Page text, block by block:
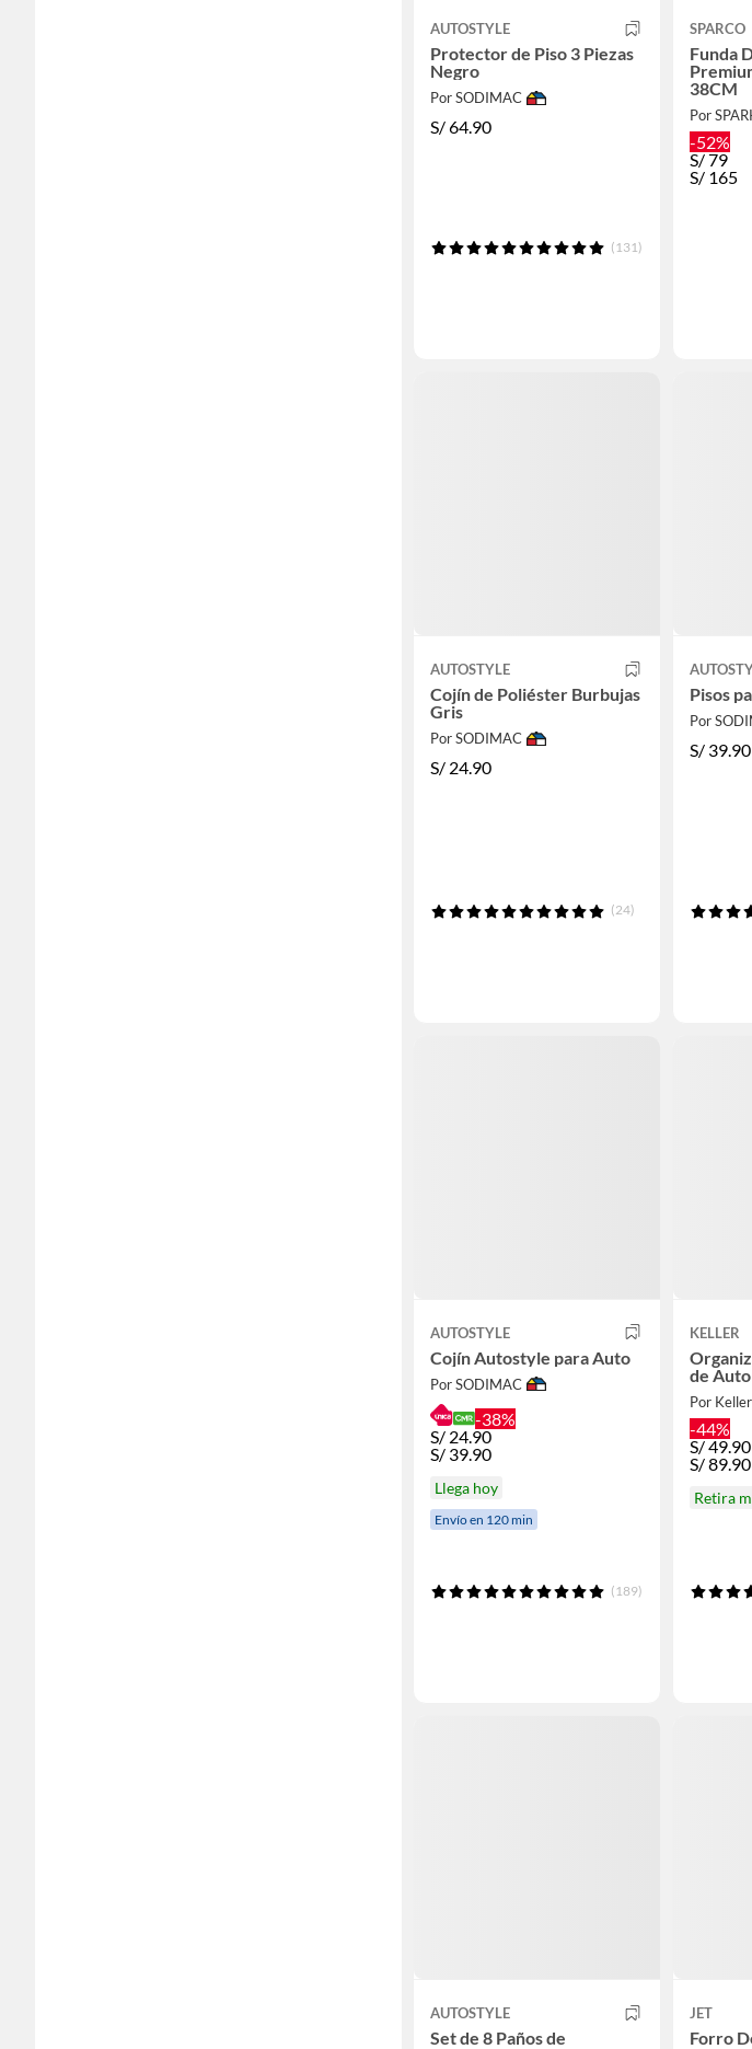
AUTOSTYLE
Protector de Piso 3 Piezas
Negro
Por SODIMAC
S/64.90
(131)
SPARCO
Funda
38CM
Por
-52%
S/79
S/ 165
AUTOSTYLE
Cojín de Poliéster Burbujas
Gris
Por SODIMAC
S/ 24.90
(24)
Pisos
Por
S/ 39.90
AUTOSTYLE
Cojín Autostyle para Auto
Por SODIMAC
-38%
S/ 24.90
S/ 39.90
Llega hoy
Envío en 120 min
(189)
KELLER
de
Por Keller
-44%
S/49.90
S/89.90
Retira
AUTOSTYLE
Set de 8 Paños de
JET
Forro